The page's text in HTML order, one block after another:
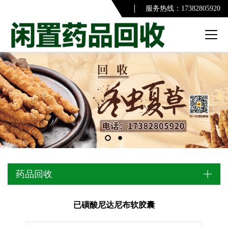
服务热线：17382805920
药品回收
已磺酸尼达尼布软胶囊